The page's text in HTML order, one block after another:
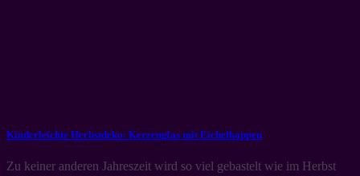
Kinderleichte Herbstdeko: Kerzenglas mit Eichelkappen
Zu keiner anderen Jahreszeit wird so viel gebastelt wie im Herbst